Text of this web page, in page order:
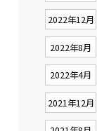
2022年12月
2022年8月
2022年4月
2021年12月